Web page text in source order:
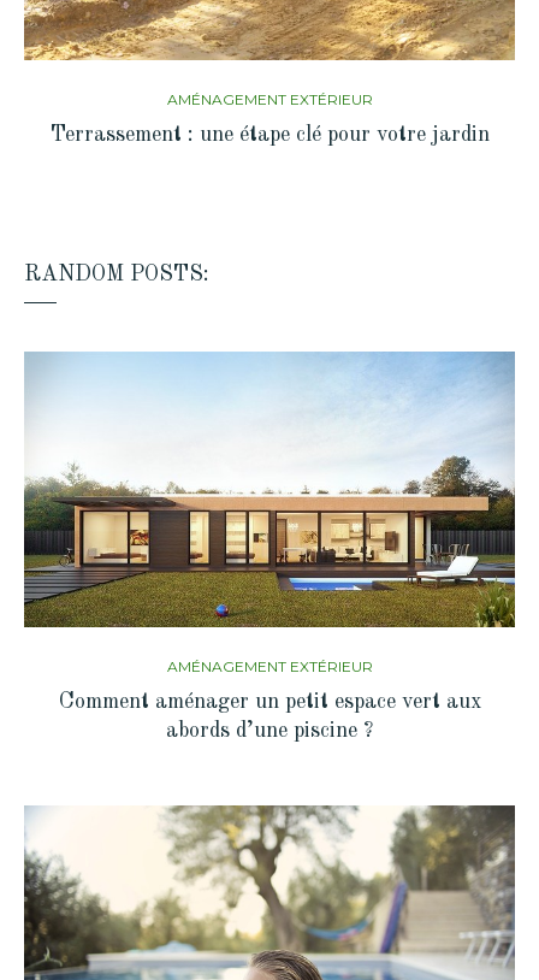
AMÉNAGEMENT EXTÉRIEUR
Terrassement : une étape clé pour votre jardin
RANDOM POSTS:
AMÉNAGEMENT EXTÉRIEUR
Comment aménager un petit espace vert aux
abords d’une piscine ?